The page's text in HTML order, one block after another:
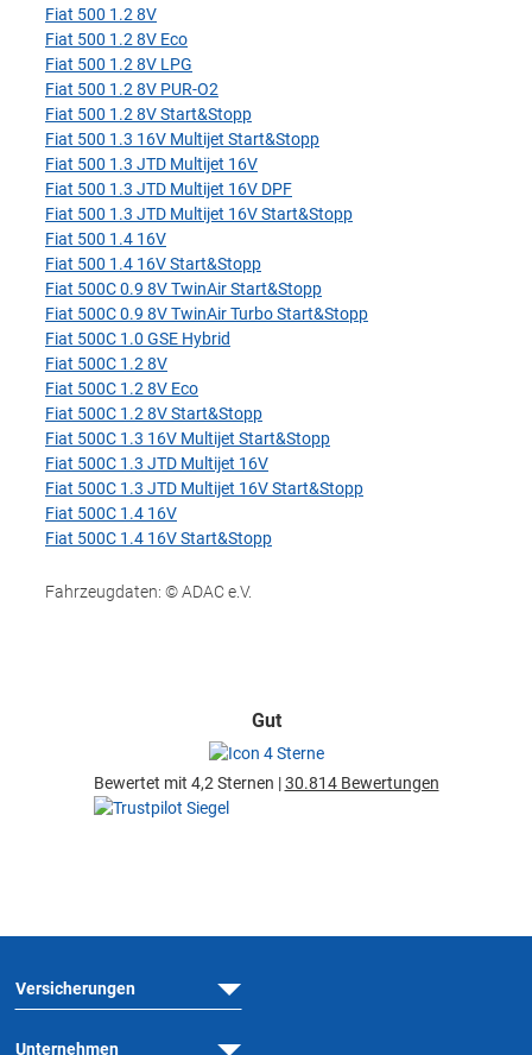
Fiat 500 1.2 8V
Fiat 500 1.2 8V Eco
Fiat 500 1.2 8V LPG
Fiat 500 1.2 8V PUR-O2
Fiat 500 1.2 8V Start&Stopp
Fiat 500 1.3 16V Multijet Start&Stopp
Fiat 500 1.3 JTD Multijet 16V
Fiat 500 1.3 JTD Multijet 16V DPF
Fiat 500 1.3 JTD Multijet 16V Start&Stopp
Fiat 500 1.4 16V
Fiat 500 1.4 16V Start&Stopp
Fiat 500C 0.9 8V TwinAir Start&Stopp
Fiat 500C 0.9 8V TwinAir Turbo Start&Stopp
Fiat 500C 1.0 GSE Hybrid
Fiat 500C 1.2 8V
Fiat 500C 1.2 8V Eco
Fiat 500C 1.2 8V Start&Stopp
Fiat 500C 1.3 16V Multijet Start&Stopp
Fiat 500C 1.3 JTD Multijet 16V
Fiat 500C 1.3 JTD Multijet 16V Start&Stopp
Fiat 500C 1.4 16V
Fiat 500C 1.4 16V Start&Stopp
Fahrzeugdaten: © ADAC e.V.
Gut
Bewertet mit 4,2 Sternen |30.814 Bewertungen
Versicherungen
Unternehmen